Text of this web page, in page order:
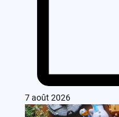
7 août 2026